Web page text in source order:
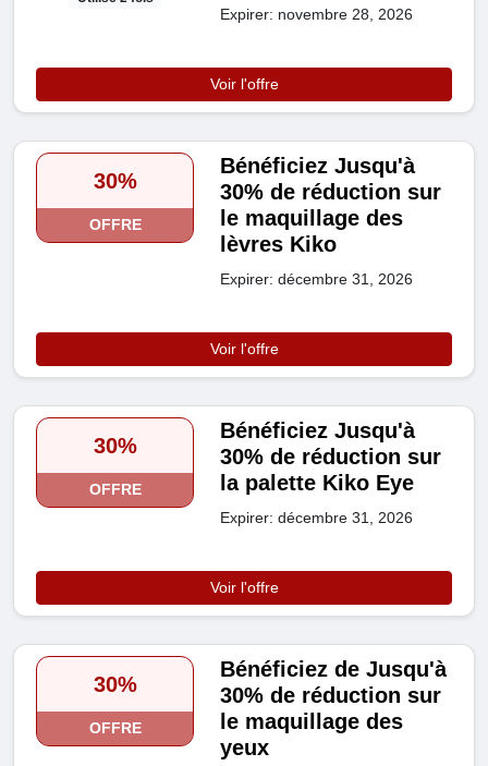
Expirer: novembre 28, 2026
Voir l'offre
30%
OFFRE
Bénéficiez Jusqu'à
30% de réduction sur
le maquillage des
lèvres Kiko
Expirer: décembre 31, 2026
Voir l'offre
30%
OFFRE
Bénéficiez Jusqu'à
30% de réduction sur
la palette Kiko Eye
Expirer: décembre 31, 2026
Voir l'offre
30%
OFFRE
Bénéficiez de Jusqu'à
30% de réduction sur
le maquillage des
yeux